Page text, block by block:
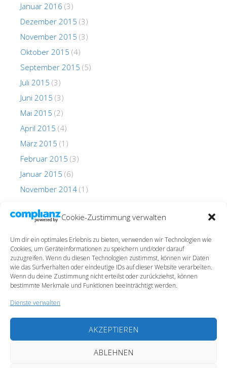
Cookie-Zustimmung verwalten
Um dir ein optimales Erlebnis zu bieten, verwenden wir Technologien wie
Cookies, um Geräteinformationen zu speichern und/oder darauf
zuzugreifen. Wenn du diesen Technologien zustimmst, können wir Daten
wie das Surfverhalten oder eindeutige IDs auf dieser Website verarbeiten.
Wenn du deine Zustimmung nicht erteilst oder zurückziehst, können
bestimmte Merkmale und Funktionen beeinträchtigt werden.
Dienste verwalten
AKZEPTIEREN
ABLEHNEN
Januar 2016 (3)
Dezember 2015 (3)
November 2015 (3)
Oktober 2015 (4)
September 2015 (5)
Juli 2015 (3)
Juni 2015 (3)
Mai 2015 (2)
April 2015 (4)
März 2015 (1)
Februar 2015 (3)
Januar 2015 (6)
November 2014 (1)
Impressum
Cookie-Richtlinie (EU)